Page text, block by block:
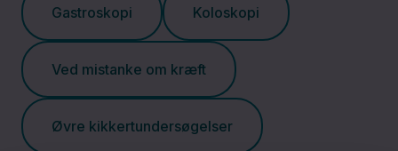
Tand-, Mund-
og
Kæbekirurgisk
Afdeling
Gastroskopi Koloskopi
Ved mistanke om kræft
Øvre kikkertundersøgelser